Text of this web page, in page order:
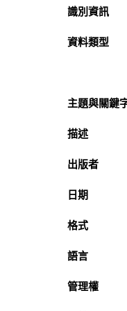
識別資訊
資料類型
主題與關鍵
描述
出版者
日期
格式
語言
管理權